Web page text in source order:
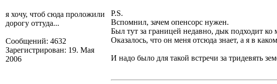
я хочу, чтоб сюда проложили
дорогу оттуда...
Сообщений: 4632
Зарегистрирован: 19. Мая
2006
P.S.
Вспомнил, зачем опенсорс нужен.
Был тут за границей недавно, дык подходит ко
Оказалось, что он меня отсюда знает, а я в
И надо было для такой встречи за тридевять